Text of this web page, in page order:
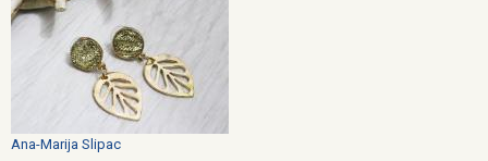
Ana-Marija Slipac